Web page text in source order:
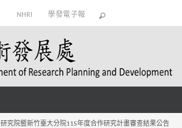
NHRI 學發電子報
研究院暨新竹臺大分院115年度合作研究計畫審查結果公告